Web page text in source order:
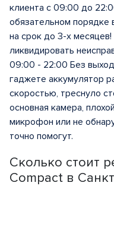
Сколько стоит
Compact в
клиента с 09:00 до
обязательном порядке
на срок до 3-х
ликвидировать
09:00 - 22:00 Без
гаджете аккумулятор
скоростью, треснуло
основная камера,
микрофон или не
точно помогут.